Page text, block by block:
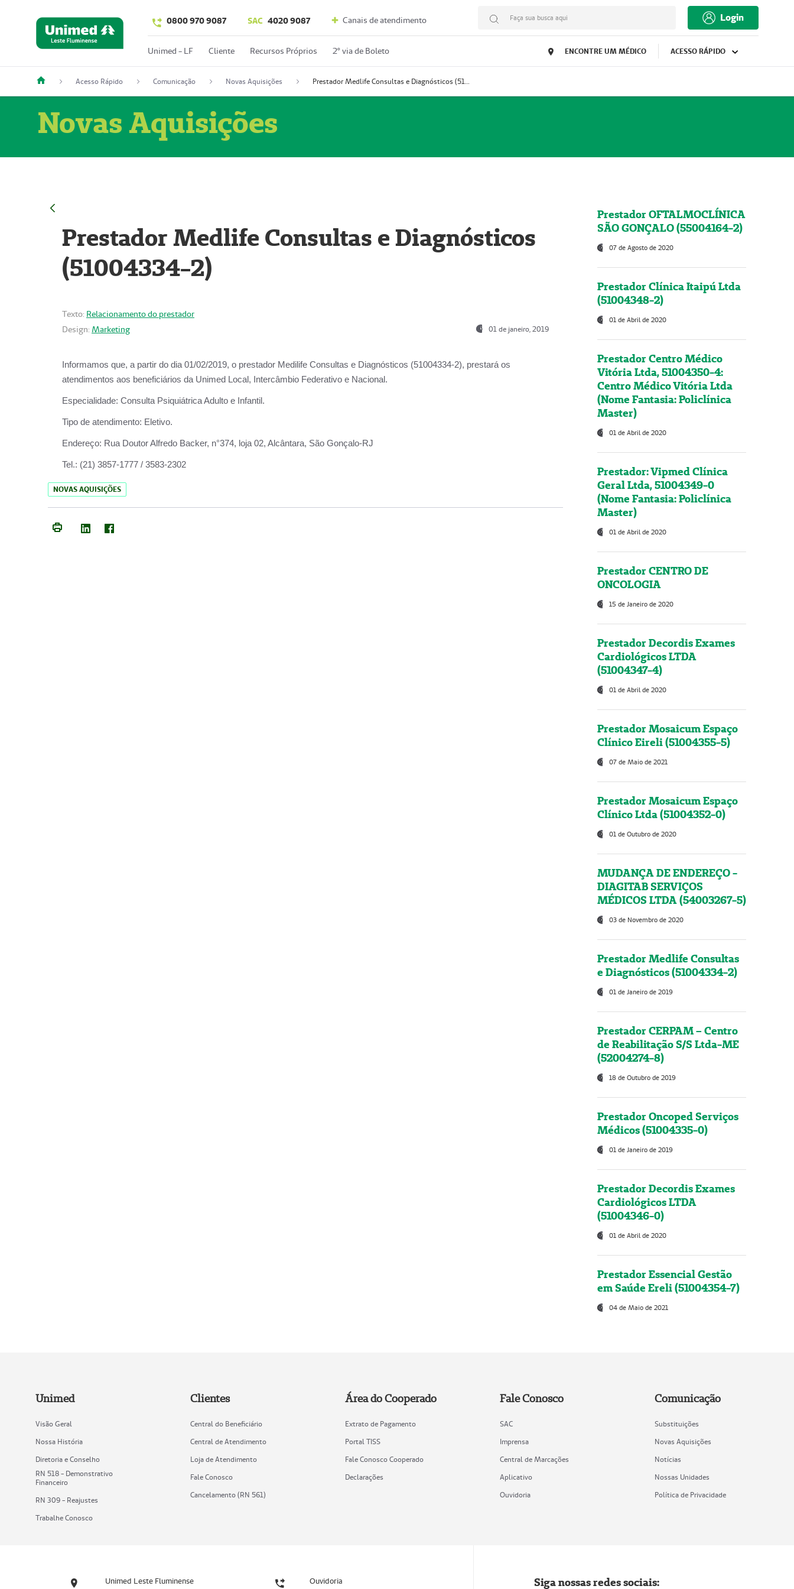
0800 970 9087 SAC 4020 9087 Canais de atendimento Faça sua busca aqui Login
Unimed - LF Cliente Recursos Próprios 2º via de Boleto ENCONTRE UM MÉDICO ACESSO RÁPIDO
Acesso Rápido Comunicação Novas Aquisições Prestador Medlife Consultas e Diagnósticos (51004334-2)
Novas Aquisições
Prestador Medlife Consultas e Diagnósticos
(51004334-2)
Texto: Relacionamento do prestador
Design: Marketing 01 de janeiro, 2019
Informamos que, a partir do dia 01/02/2019, o prestador Medilife Consultas e Diagnósticos (51004334-2), prestará os
atendimentos aos beneficiários da Unimed Local, Intercâmbio Federativo e Nacional.
Especialidade: Consulta Psiquiátrica Adulto e Infantil.
Tipo de atendimento: Eletivo.
Endereço: Rua Doutor Alfredo Backer, n°374, loja 02, Alcântara, São Gonçalo-RJ
Tel.: (21) 3857-1777 / 3583-2302
NOVAS AQUISIÇÕES
Prestador OFTALMOCLÍNICA
SÃO GONÇALO (55004164-2)
07 de Agosto de 2020
Prestador Clínica Itaipú Ltda
(51004348-2)
01 de Abril de 2020
Prestador Centro Médico
Vitória Ltda, 51004350-4:
Centro Médico Vitória Ltda
(Nome Fantasia: Policlínica
Master)
01 de Abril de 2020
Prestador: Vipmed Clínica
Geral Ltda, 51004349-0
(Nome Fantasia: Policlínica
Master)
01 de Abril de 2020
Prestador CENTRO DE
ONCOLOGIA
15 de Janeiro de 2020
Prestador Decordis Exames
Cardiológicos LTDA
(51004347-4)
01 de Abril de 2020
Prestador Mosaicum Espaço
Clínico Eireli (51004355-5)
07 de Maio de 2021
Prestador Mosaicum Espaço
Clínico Ltda (51004352-0)
01 de Outubro de 2020
MUDANÇA DE ENDEREÇO -
DIAGITAB SERVIÇOS
MÉDICOS LTDA (54003267-5)
03 de Novembro de 2020
Prestador Medlife Consultas
e Diagnósticos (51004334-2)
01 de Janeiro de 2019
Prestador CERPAM – Centro
de Reabilitação S/S Ltda-ME
(52004274-8)
18 de Outubro de 2019
Prestador Oncoped Serviços
Médicos (51004335-0)
01 de Janeiro de 2019
Prestador Decordis Exames
Cardiológicos LTDA
(51004346-0)
01 de Abril de 2020
Prestador Essencial Gestão
em Saúde Ereli (51004354-7)
04 de Maio de 2021
Unimed
Visão Geral
Nossa História
Diretoria e Conselho
RN 518 - Demonstrativo
Financeiro
RN 309 - Reajustes
Trabalhe Conosco
Clientes
Central do Beneficiário
Central de Atendimento
Loja de Atendimento
Fale Conosco
Cancelamento (RN 561)
Área do Cooperado
Extrato de Pagamento
Portal TISS
Fale Conosco Cooperado
Declarações
Fale Conosco
SAC
Imprensa
Central de Marcações
Aplicativo
Ouvidoria
Comunicação
Substituições
Novas Aquisições
Notícias
Nossas Unidades
Política de Privacidade
Unimed Leste Fluminense Ouvidoria Siga nossas redes sociais: